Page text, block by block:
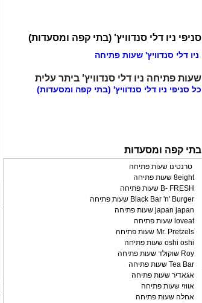
סניפי ניו דלי סנדוויץ' (בתי קפה ומסעדות)
ניו דלי סנדוויץ' שעות פתיחה
שעות פתיחה ניו דלי סנדוויץ' ביתר עלית
כל סניפי ניו דלי סנדוויץ' (בתי קפה ומסעדות)
בתי קפה ומסעדות
טרנטינו שעות פתיחה
8eight שעות פתיחה
B- FRESH שעות פתיחה
Black Bar 'n' Burger שעות פתיחה
japan japan שעות פתיחה
loveat שעות פתיחה
Mr. Pretzels שעות פתיחה
oshi oshi שעות פתיחה
Roy שוקולד שעות פתיחה
Tea Bar שעות פתיחה
אגאדיר שעות פתיחה
אווזי שעות פתיחה
אחלה שעות פתיחה